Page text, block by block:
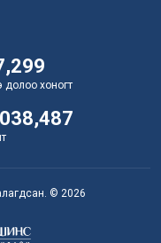
долоо хоногт
© 2026